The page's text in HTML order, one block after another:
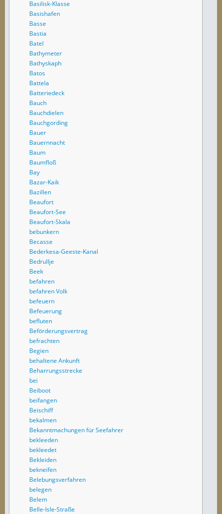
Basilisk-Klasse
Basishafen
Basse
Bastia
Batel
Bathymeter
Bathyskaph
Batos
Battela
Batteriedeck
Bauch
Bauchdielen
Bauchgording
Bauer
Bauernnacht
Baum
Baumfloß
Bay
Bazar-Kaik
Bazillen
Beaufort
Beaufort-See
Beaufort-Skala
bebunkern
Becasse
Bederkesa-Geeste-Kanal
Bedrullje
Beek
befahren
befahren Volk
befeuern
Befeuerung
befluten
Beförderungsvertrag
befrachten
Begien
behaltene Ankunft
Beharrungsstrecke
bei
Beiboot
beifangen
Beischiff
bekalmen
Bekanntmachungen für Seefahrer
bekleeden
bekleedet
Bekleiden
bekneifen
Belebungsverfahren
belegen
Belem
Belle-Isle-Straße